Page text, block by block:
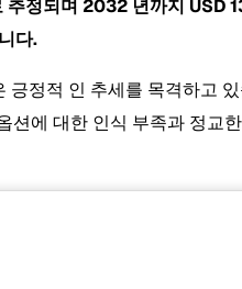
추정되며 2032 년까지 USD
다.
정적 인 추세를 목격하고
에 대한 인식 부족과 정